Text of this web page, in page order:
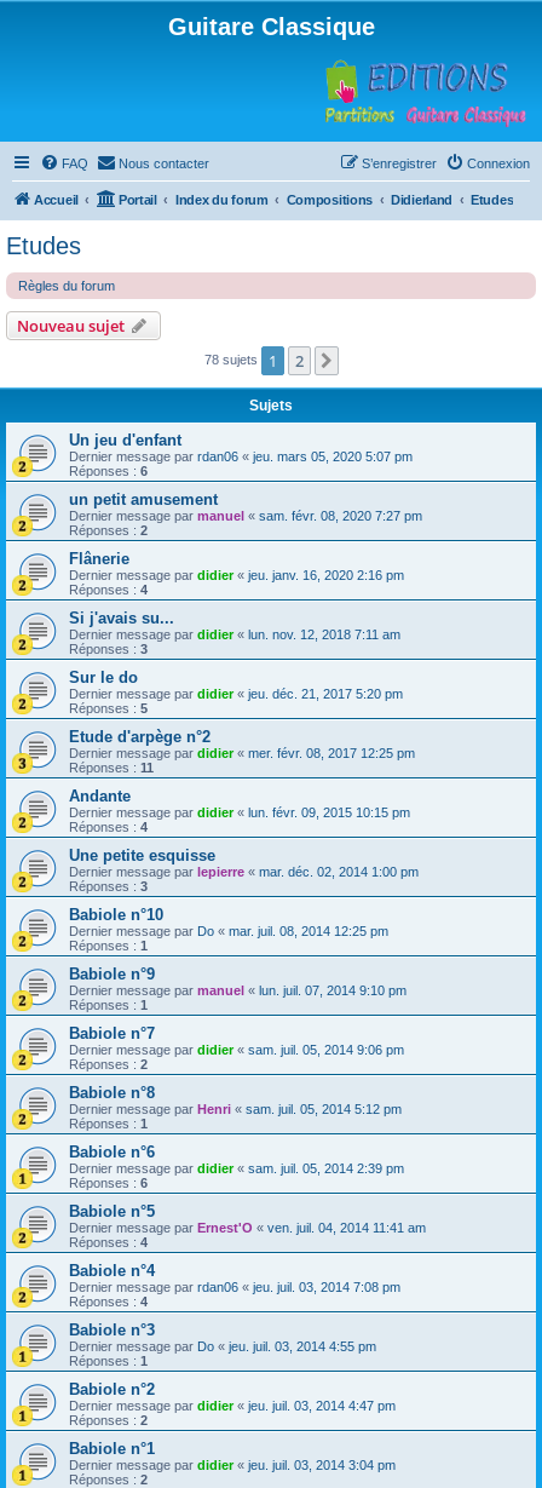
Guitare Classique
FAQ Nous contacter Connexion
S’enregistrer
Accueil Portail Index du forum Compositions Didierland Etudes
Etudes
Règles du forum
Nouveau sujet
78 sujets 1 2
Sujets
Un jeu d'enfant
Dernier message par rdan06 « jeu. mars 05, 2020 5:07 pm
Réponses : 6
un petit amusement
Dernier message par manuel « sam. févr. 08, 2020 7:27 pm
Réponses : 2
Flânerie
Dernier message par didier« jeu. janv. 16, 2020 2:16 pm
Réponses : 4
Si j'avais su...
Dernier message par didier« lun. nov. 12, 2018 7:11 am
Réponses : 3
Sur le do
Dernier message par didier« jeu. déc. 21, 2017 5:20 pm
Réponses : 5
Etude d'arpège n°2
Dernier message par didier« mer. févr. 08, 2017 12:25 pm
Réponses : 11
Andante
Dernier message par didier« lun. févr. 09, 2015 10:15 pm
Réponses : 4
Une petite esquisse
Dernier message par lepierre « mar. déc. 02, 2014 1:00 pm
Réponses : 3
Babiole n°10
Dernier message par Do « mar. juil. 08, 2014 12:25 pm
Réponses : 1
Babiole n°9
Dernier message par manuel « lun. juil. 07, 2014 9:10 pm
Réponses : 1
Babiole n°7
Dernier message par didier« sam. juil. 05, 2014 9:06 pm
Réponses : 2
Babiole n°8
Dernier message par Henri « sam. juil. 05, 2014 5:12 pm
Réponses : 1
Babiole n°6
Dernier message par didier« sam. juil. 05, 2014 2:39 pm
Réponses : 6
Babiole n°5
Dernier message par Ernest'O « ven. juil. 04, 2014 11:41 am
Réponses : 4
Babiole n°4
Dernier message par rdan06 « jeu. juil. 03, 2014 7:08 pm
Réponses : 4
Babiole n°3
Dernier message par Do « jeu. juil. 03, 2014 4:55 pm
Réponses : 1
Babiole n°2
Dernier message par didier« jeu. juil. 03, 2014 4:47 pm
Réponses : 2
Babiole n°1
Dernier message par didier« jeu. juil. 03, 2014 3:04 pm
Réponses : 2